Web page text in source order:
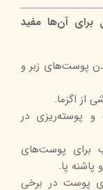
آن‌ها مفید
پوست‌های زبر و
از اگزما.
پوسته‌ریزی در
برای پوست‌های
پا.
پوست در برخی